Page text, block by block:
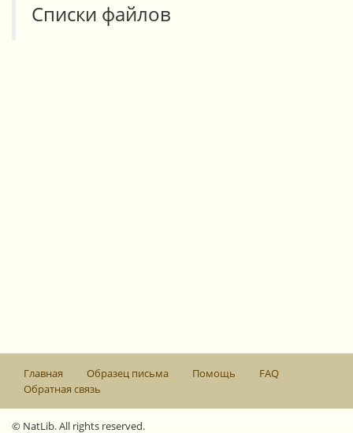
Списки файлов
Главная Образец письма Помощь
FAQ
Обратная связь
© NatLib. All rights reserved.